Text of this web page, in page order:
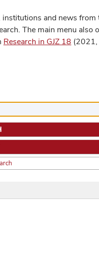
and news
The main menu also
Research in GJZ 18 (2021,